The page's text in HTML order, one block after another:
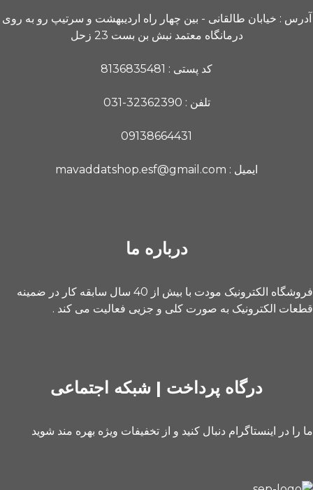
آدرس : خیابان طالقانی - بین چهار راه اردیبهشت و سرتیپ رو به روی
درمانگاه معتمد نبش بن بست 23 زحل
کد پستی : 8136835481
تلفن : 32362390-031
09138664431
ایمیل : mavaddatshop.esf@gmail.com
درباره ما
فروشگاه الکترونیک مودت با بیش از 40 سال سابقه کار در ضمینه
قطعات الکترونیک به صورت کلی و جزیی فعالیت می کند .
درگاه پرداخت | شبکه اجتماعی
ما را در اینستاگرام دنبال کنید و از تخفیفات ویژه بهره مند شوید